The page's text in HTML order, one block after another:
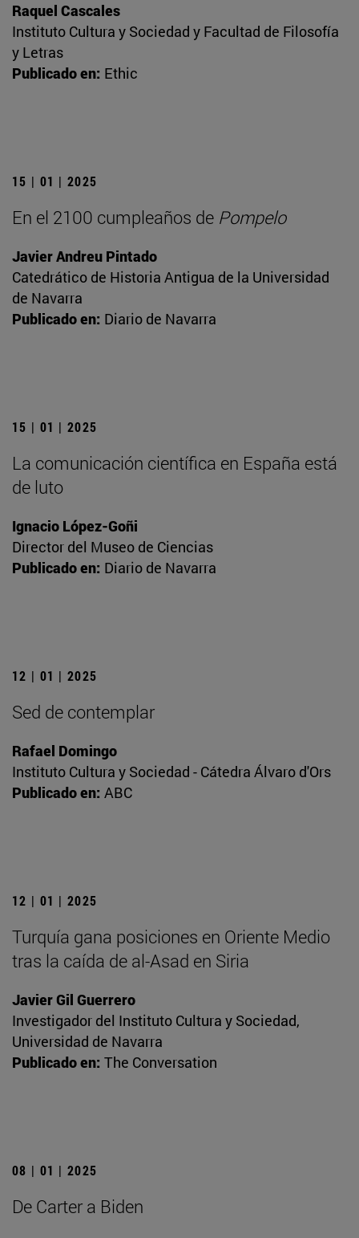
Raquel Cascales
Instituto Cultura y Sociedad y Facultad de Filosofía
y Letras
Publicado en: Ethic
15 | 01 | 2025
En el 2100 cumpleaños de Pompelo
Javier Andreu Pintado
Catedrático de Historia Antigua de la Universidad
de Navarra
Publicado en: Diario de Navarra
15 | 01 | 2025
La comunicación científica en España está
de luto
Ignacio López-Goñi
Director del Museo de Ciencias
Publicado en: Diario de Navarra
12 | 01 | 2025
Sed de contemplar
Rafael Domingo
Instituto Cultura y Sociedad - Cátedra Álvaro d'Ors
Publicado en: ABC
12 | 01 | 2025
Turquía gana posiciones en Oriente Medio
tras la caída de al-Asad en Siria
Javier Gil Guerrero
Investigador del Instituto Cultura y Sociedad,
Universidad de Navarra
Publicado en: The Conversation
08 | 01 | 2025
De Carter a Biden